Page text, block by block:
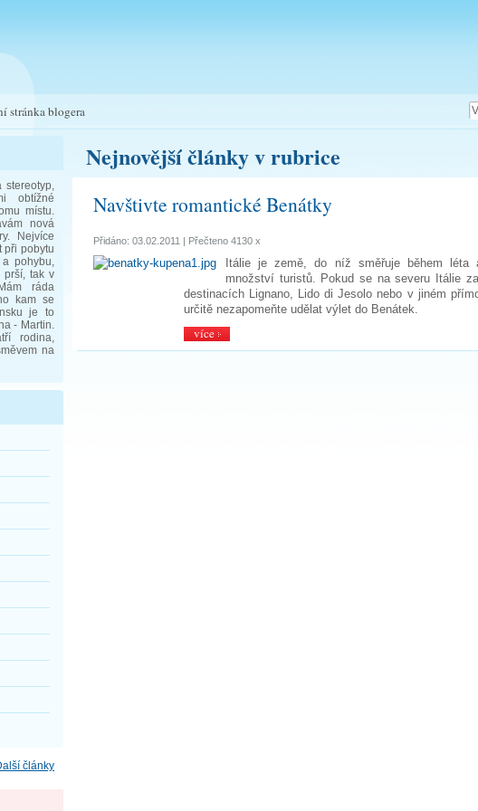
stránka blogera
stereotyp,
obtížné
místu.
nová
Nejvíce
při pobytu
pohybu,
prší, tak v
ráda
kam se
je to
- Martin.
rodina,
na
články
Nejnovější články v rubrice
Navštivte romantické Benátky
Přidáno: 03.02.2011 | Přečteno 4130 x
Itálie je země, do níž směřuje během
množství turistů. Pokud se na severu Itálie
destinacích Lignano, Lido di Jesolo nebo v jiném
určitě nezapomeňte udělat výlet do Benátek.
více